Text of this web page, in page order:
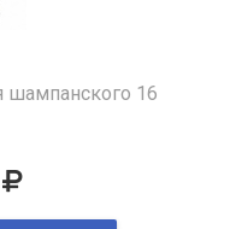
шампанского 16